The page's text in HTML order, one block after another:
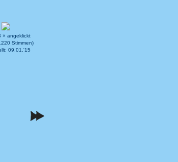
× angeklickt
Stimmen)
09.01.'15